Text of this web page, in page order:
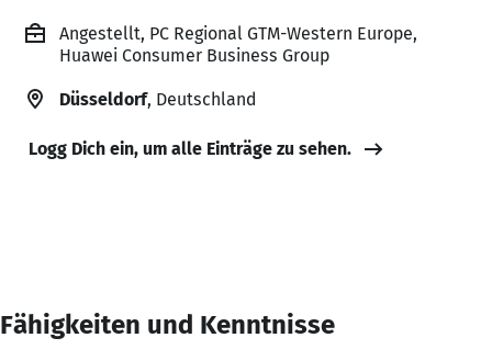
Angestellt, PC Regional GTM-Western Europe,
Huawei Consumer Business Group
Düsseldorf, Deutschland
Logg Dich ein, um alle Einträge zu sehen.
Fähigkeiten und Kenntnisse